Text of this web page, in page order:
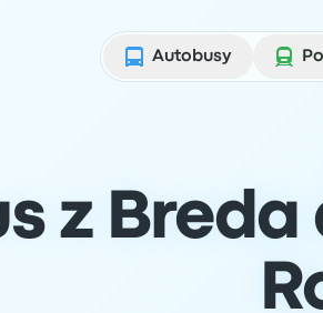
Autobusy
z